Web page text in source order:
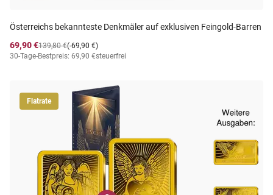
Österreichs bekannteste Denkmäler auf exklusiven Feingold-Barren
69,90 €
(-69,90 €)
139,80 €
30-Tage-Bestpreis: 69,90 €steuerfrei
Flatrate